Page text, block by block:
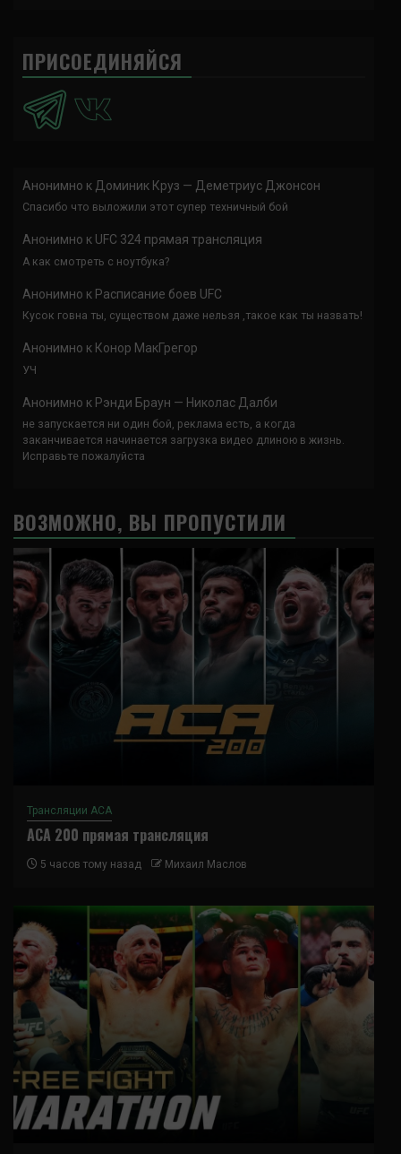
ПРИСОЕДИНЯЙСЯ
Анонимно к Доминик Круз — Деметриус Джонсон
Спасибо что выложили этот супер техничный бой
Анонимно к UFC 324 прямая трансляция
А как смотреть с ноутбука?
Анонимно к Расписание боев UFC
Кусок говна ты, существом даже нельзя ,такое как ты назвать!
Анонимно к Конор МакГрегор
УЧ
Анонимно к Рэнди Браун — Николас Далби
не запускается ни один бой, реклама есть, а когда
заканчивается начинается загрузка видео длиною в жизнь.
Исправьте пожалуйста
ВОЗМОЖНО, ВЫ ПРОПУСТИЛИ
Трансляции ACA
ACA 200 прямая трансляция
5 часов тому назад Михаил Маслов